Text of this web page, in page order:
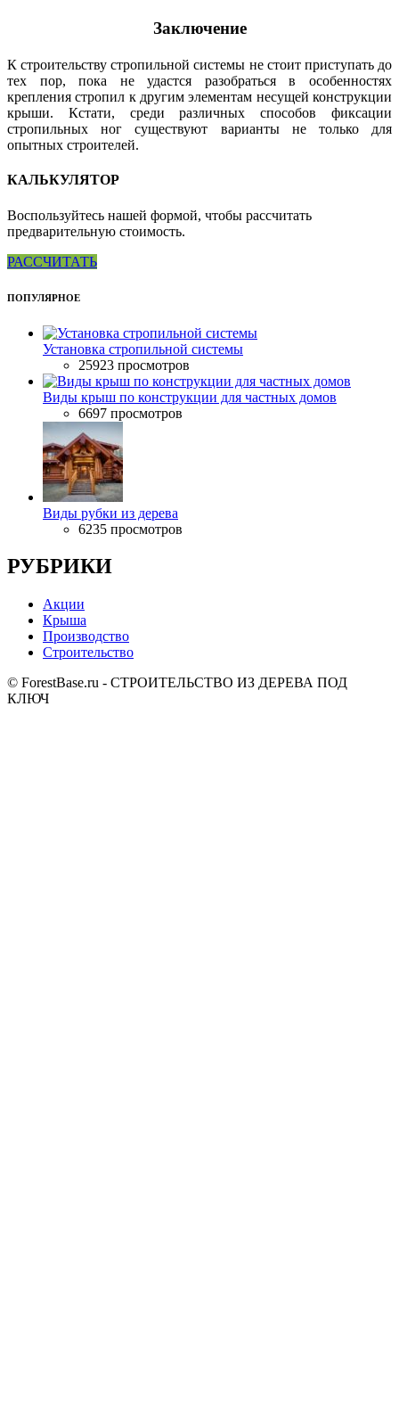
Заключение
К строительству стропильной системы не стоит приступать до
тех пор, пока не удастся разобраться в особенностях
крепления стропил к другим элементам несущей конструкции
крыши. Кстати, среди различных способов фиксации
стропильных ног существуют варианты не только для
опытных строителей.
КАЛЬКУЛЯТОР
Воспользуйтесь нашей формой, чтобы рассчитать
предварительную стоимость.
РАССЧИТАТЬ
ПОПУЛЯРНОЕ
Установка стропильной системы
25923 просмотров
Виды крыш по конструкции для частных домов
6697 просмотров
Виды рубки из дерева
6235 просмотров
РУБРИКИ
Акции
Крыша
Производство
Строительство
© ForestBase.ru - СТРОИТЕЛЬСТВО ИЗ ДЕРЕВА ПОД
КЛЮЧ